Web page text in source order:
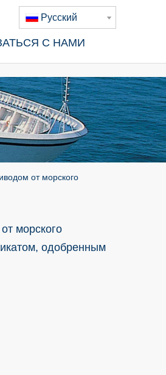
Pусский
С НАМИ
от морского
морского
одобренным